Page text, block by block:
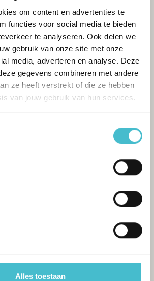
om content en advertenties te
functies voor social media te bieden
te analyseren. Ook delen we
gebruik van onze site met onze
media, adverteren en analyse. Deze
gegevens combineren met andere
ze heeft verstrekt of die ze hebben
van jouw gebruik van hun services.
Alles toestaan